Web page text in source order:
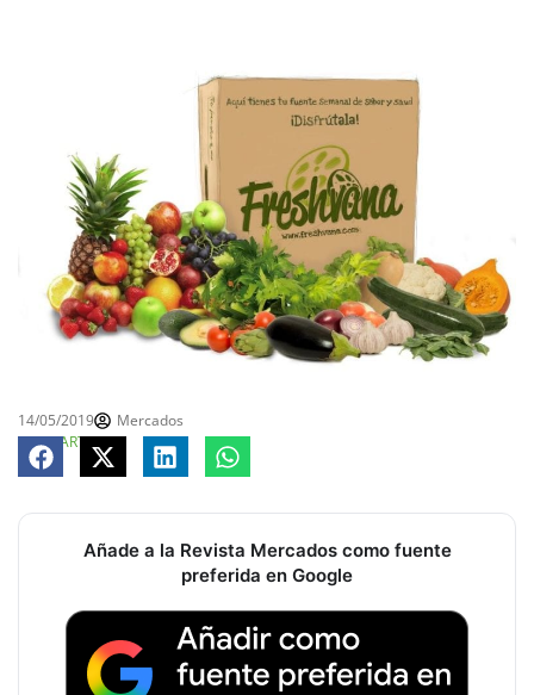
14/05/2019
Mercados
COMPARTE
Añade a la Revista Mercados como fuente
preferida en Google